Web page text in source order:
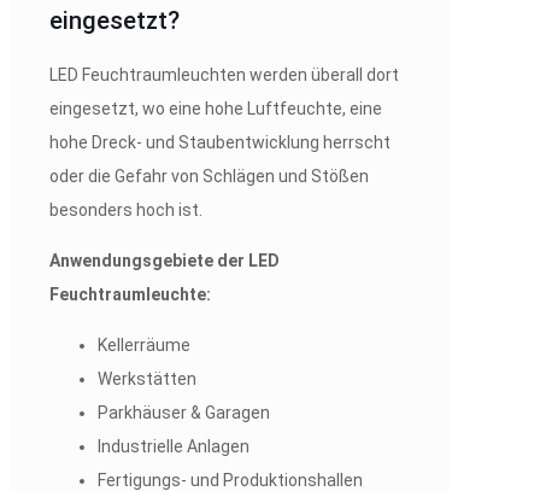
eingesetzt?
LED Feuchtraumleuchten werden überall dort
eingesetzt, wo eine hohe Luftfeuchte, eine
hohe Dreck- und Staubentwicklung herrscht
oder die Gefahr von Schlägen und Stößen
besonders hoch ist.
Anwendungsgebiete der LED
Feuchtraumleuchte:
Kellerräume
Werkstätten
Parkhäuser & Garagen
Industrielle Anlagen
Fertigungs- und Produktionshallen